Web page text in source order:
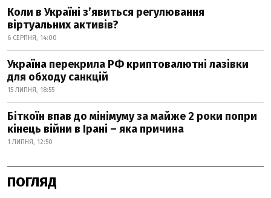
Коли в Україні з’явиться регулювання
віртуальних активів?
6 СЕРПНЯ, 14:00
Україна перекрила РФ криптовалютні лазівки
для обходу санкцій
15 ЛИПНЯ, 18:55
Біткоїн впав до мінімуму за майже 2 роки попри
кінець війни в Ірані – яка причина
1 ЛИПНЯ, 12:50
ПОГЛЯД